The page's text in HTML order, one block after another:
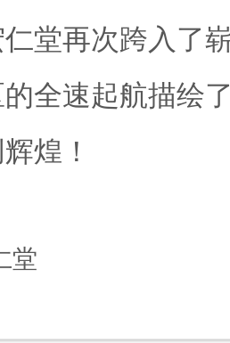
堂再次跨入了
全速起航描绘
煌！
堂